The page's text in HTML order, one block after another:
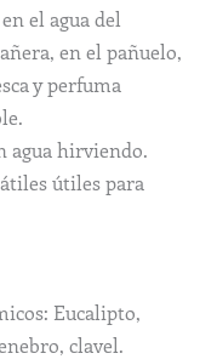
el agua del
en el pañuelo,
y perfuma
agua hirviendo.
útiles para
Eucalipto,
clavel.